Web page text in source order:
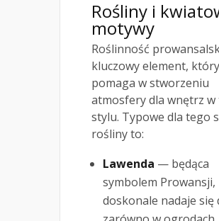
Rośliny i
motywy
Roślinność
kluczowy element, który
pomaga w stworzeniu
atmosfery dla wnętrz w
stylu. Typowe dla tego
rośliny to:
Lawenda — będąca
symbolem Prowansji,
doskonale nadaje się